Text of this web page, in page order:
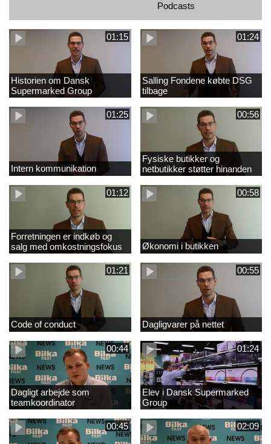
Podcasts
01:15
Historien om Dansk
Supermarked Group
01:24
Salling Fondene købte DSG
tilbage
01:25
Intern kommunikation
00:56
Fysiske butikker og
netbutikker støtter hinanden
01:12
Forretningen er indkøb og
salg med omkostningsfokus
00:58
Økonomi i butikken
01:21
Code of conduct
00:55
Dagligvarer på nettet
00:44
Dagligt arbejde som
teamkoordinator
01:24
Elev i Dansk Supermarked
Group
00:45 02:09